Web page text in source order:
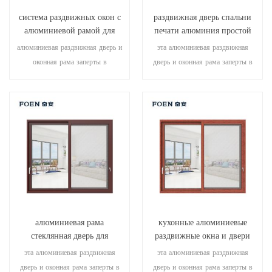
система раздвижных окон с
алюминиевой рамой для
гостиной с деревянной
печатью
алюминиевая раздвижная дверь и
оконная рама заперты в
характеристики превосходны.
различные типы дверей для
архитектурных потребностей.
раздвижная дверь спальни
печати алюминия простой
конструкции деревянная
эта алюминиевая раздвижная
дверь и оконная рама заперты в
герметичность и безопасность.
различные типы дверей для
архитектурных потребностей.
алюминиевая рама
стеклянная дверь для
внутренней ванной
эта алюминиевая раздвижная
дверь и оконная рама заперты в
кухонные алюминиевые
раздвижные окна и двери
эта алюминиевая раздвижная
дверь и оконная рама заперты в